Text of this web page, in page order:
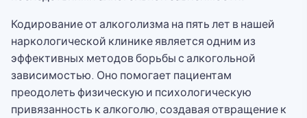
Кодирование от алкоголизма на пять лет в нашей
наркологической клинике является одним из
эффективных методов борьбы с алкогольной
зависимостью. Оно помогает пациентам
преодолеть физическую и психологическую
привязанность к алкоголю, создавая отвращение к